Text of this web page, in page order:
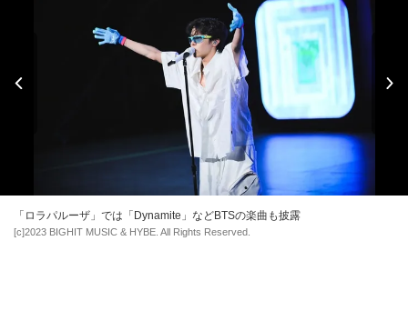
「ロラパルーザ」では「Dynamite」などBTSの楽曲も披露
[c]2023 BIGHIT MUSIC & HYBE. All Rights Reserved.